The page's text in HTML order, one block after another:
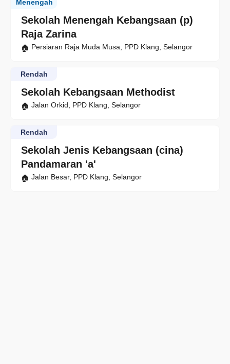
Sekolah Menengah Kebangsaan (p)
Raja Zarina
Menengah
Persiaran Raja Muda Musa, PPD Klang, Selangor
Sekolah Kebangsaan Methodist
Rendah
Jalan Orkid, PPD Klang, Selangor
Sekolah Jenis Kebangsaan (cina)
Pandamaran 'a'
Rendah
Jalan Besar, PPD Klang, Selangor